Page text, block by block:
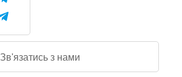
Зв'язатись з нами